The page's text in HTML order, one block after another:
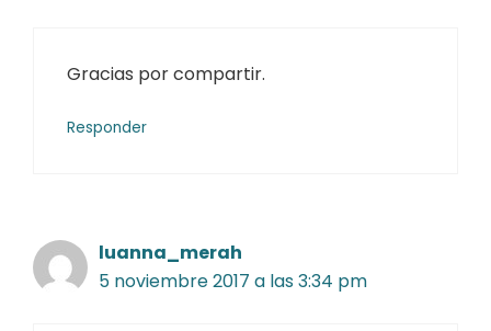
Gracias por compartir.
Responder
luanna_merah
5 noviembre 2017 a las 3:34 pm